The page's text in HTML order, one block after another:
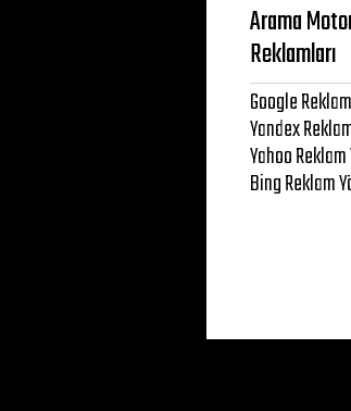
Arama
Reklamları
Google
Yandex
Yahoo
Bing Reklam